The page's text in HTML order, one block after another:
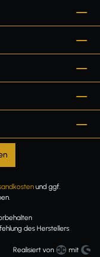
und ggf.
des Herstellers
Realisiert von
mit